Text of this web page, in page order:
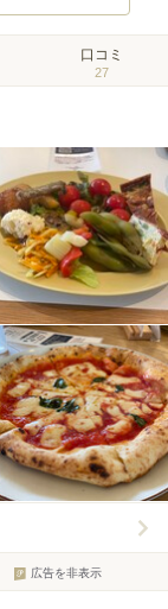
口コミ
27
広告を非表示